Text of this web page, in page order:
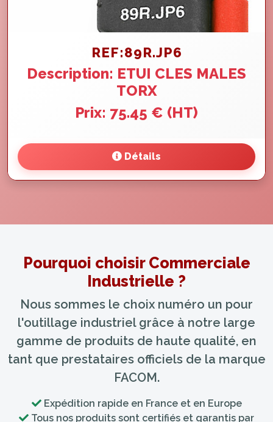
REF:89R.JP6
Description: ETUI CLES MALES
TORX
Prix: 75.45 € (HT)
Détails
Pourquoi choisir Commerciale
Industrielle ?
Nous sommes le choix numéro un pour
l'outillage industriel grâce à notre large
gamme de produits de haute qualité, en
tant que prestataires officiels de la marque
FACOM.
Expédition rapide en France et en Europe
Tous nos produits sont certifiés et garantis par